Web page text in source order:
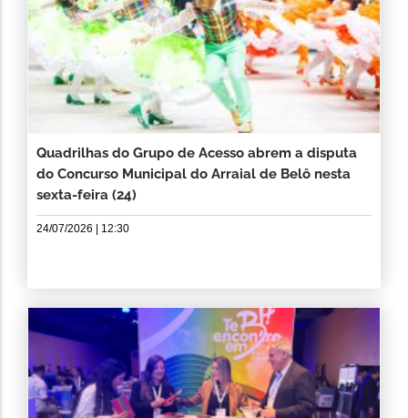
Quadrilhas do Grupo de Acesso abrem a disputa
do Concurso Municipal do Arraial de Belô nesta
sexta-feira (24)
24/07/2026 | 12:30